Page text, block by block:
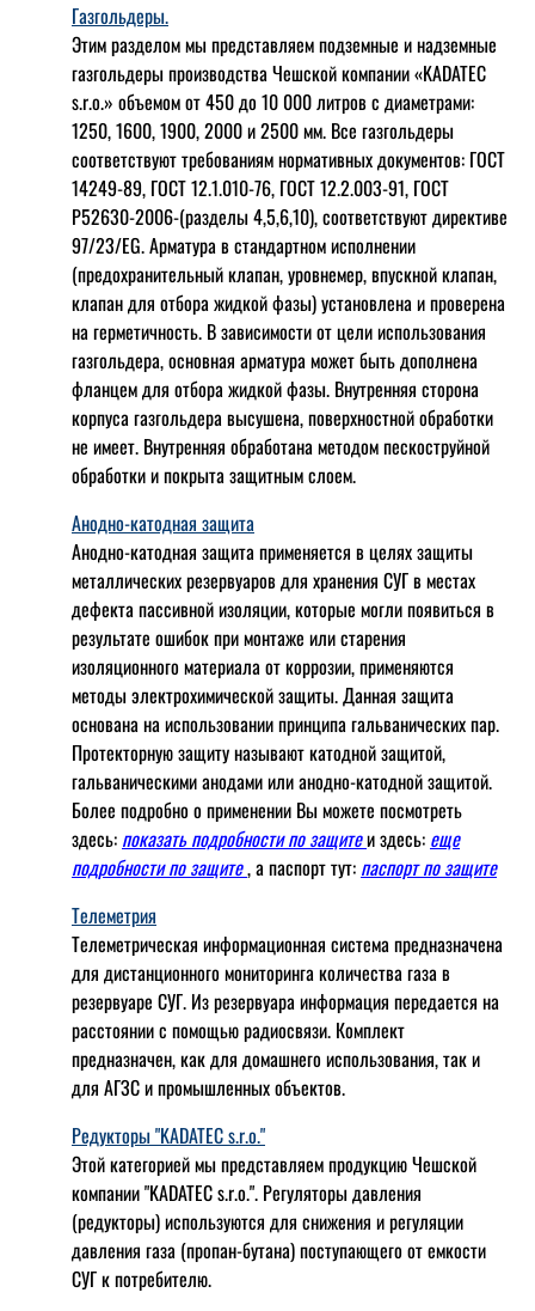
Газгольдеры.
Этим разделом мы представляем подземные и надземные
газгольдеры производства Чешской компании «KADATEC
s.r.o.» объемом от 450 до 10 000 литров с диаметрами:
1250, 1600, 1900, 2000 и 2500 мм. Все газгольдеры
соответствуют требованиям нормативных документов: ГОСТ
14249-89, ГОСТ 12.1.010-76, ГОСТ 12.2.003-91, ГОСТ
Р52630-2006-(разделы 4,5,6,10), соответствуют директиве
97/23/EG. Арматура в стандартном исполнении
(предохранительный клапан, уровнемер, впускной клапан,
клапан для отбора жидкой фазы) установлена и проверена
на герметичность. В зависимости от цели использования
газгольдера, основная арматура может быть дополнена
фланцем для отбора жидкой фазы. Внутренняя сторона
корпуса газгольдера высушена, поверхностной обработки
не имеет. Внутренняя обработана методом пескоструйной
обработки и покрыта защитным слоем.
Анодно-катодная защита
Анодно-катодная защита применяется в целях защиты
металлических резервуаров для хранения СУГ в местах
дефекта пассивной изоляции, которые могли появиться в
результате ошибок при монтаже или старения
изоляционного материала от коррозии, применяются
методы электрохимической защиты. Данная защита
основана на использовании принципа гальванических пар.
Протекторную защиту называют катодной защитой,
гальваническими анодами или анодно-катодной защитой.
Более подробно о применении Вы можете посмотреть
здесь: показать подробности по защитеи здесь: еще
подробности по защите, а паспорт тут: паспорт по защите
Телеметрия
Телеметрическая информационная система предназначена
для дистанционного мониторинга количества газа в
резервуаре СУГ. Из резервуара информация передается на
расстоянии с помощью радиосвязи. Комплект
предназначен, как для домашнего использования, так и
для АГЗС и промышленных объектов.
Редукторы "KADATEC s.r.o."
Этой категорией мы представляем продукцию Чешской
компании "KADATEC s.r.o.". Регуляторы давления
(редукторы) используются для снижения и регуляции
давления газа (пропан-бутана) поступающего от емкости
СУГ к потребителю.